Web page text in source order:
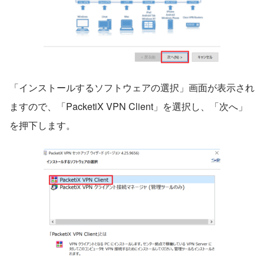
「インストールするソフトウェアの選択」画面が表示され
ますので、「PacketiX VPN Client」を選択し、「次へ」
を押下します。